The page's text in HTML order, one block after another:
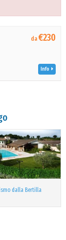
da€230
Info
dalla Bertilla